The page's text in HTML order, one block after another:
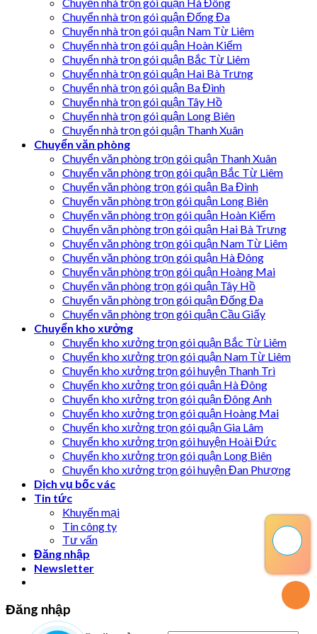
Chuyển nhà trọn gói quận Đống Đa
Chuyển nhà trọn gói quận Nam Từ Liêm
Chuyển nhà trọn gói quận Hoàn Kiếm
Chuyển nhà trọn gói quận Bắc Từ Liêm
Chuyển nhà trọn gói quận Hai Bà Trưng
Chuyển nhà trọn gói quận Ba Đình
Chuyển nhà trọn gói quận Tây Hồ
Chuyển nhà trọn gói quận Long Biên
Chuyển nhà trọn gói quận Thanh Xuân
Chuyển văn phòng
Chuyển văn phòng trọn gói quận Thanh Xuân
Chuyển văn phòng trọn gói quận Bắc Từ Liêm
Chuyển văn phòng trọn gói quận Ba Đình
Chuyển văn phòng trọn gói quận Long Biên
Chuyển văn phòng trọn gói quận Hoàn Kiếm
Chuyển văn phòng trọn gói quận Hai Bà Trưng
Chuyển văn phòng trọn gói quận Nam Từ Liêm
Chuyển văn phòng trọn gói quận Hà Đông
Chuyển văn phòng trọn gói quận Hoàng Mai
Chuyển văn phòng trọn gói quận Tây Hồ
Chuyển văn phòng trọn gói quận Đống Đa
Chuyển văn phòng trọn gói quận Cầu Giấy
Chuyển kho xưởng
Chuyển kho xưởng trọn gói quận Bắc Từ Liêm
Chuyển kho xưởng trọn gói quận Nam Từ Liêm
Chuyển kho xưởng trọn gói huyện Thanh Trì
Chuyển kho xưởng trọn gói quận Hà Đông
Chuyển kho xưởng trọn gói quận Đông Anh
Chuyển kho xưởng trọn gói quận Hoàng Mai
Chuyển kho xưởng trọn gói quận Gia Lâm
Chuyển kho xưởng trọn gói huyện Hoài Đức
Chuyển kho xưởng trọn gói quận Long Biên
Chuyển kho xưởng trọn gói huyện Đan Phượng
Dịch vụ bốc vác
Tin tức
Khuyến mại
Tin công ty
Tư vấn
Đăng nhập
Newsletter
Đăng nhập